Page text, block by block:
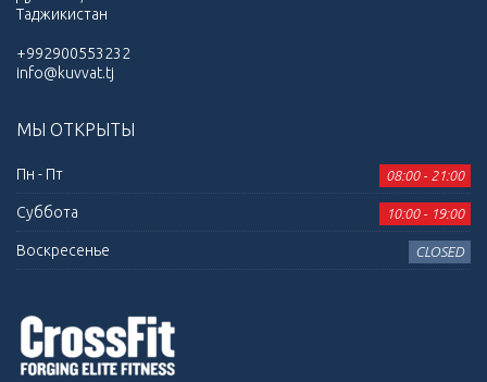
Таджикистан
+992900553232
info@kuvvat.tj
МЫ ОТКРЫТЫ
Пн - Пт 08:00 - 21:00
Суббота 10:00 - 19:00
Воскресенье CLOSED